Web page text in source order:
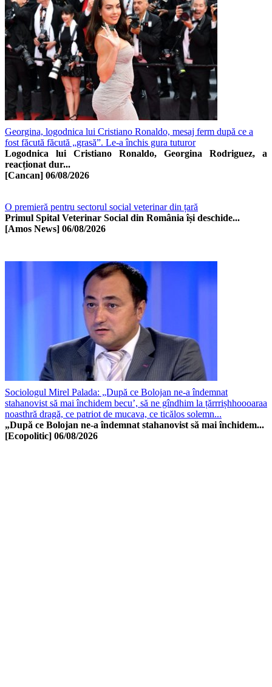
Georgina, logodnica lui Cristiano Ronaldo, mesaj ferm după ce a
fost făcută făcută „grasă”. Le-a închis gura tuturor
Logodnica lui Cristiano Ronaldo, Georgina Rodriguez, a
reacționat dur...
[Cancan] 06/08/2026
O premieră pentru sectorul social veterinar din țară
Primul Spital Veterinar Social din România își deschide...
[Amos News] 06/08/2026
Sociologul Mirel Palada: „După ce Bolojan ne-a îndemnat
stahanovist să mai închidem becu’, să ne gîndhim la țărrrișhhoooaraa
noasthră dragă, ce patriot de mucava, ce ticălos solemn...
„După ce Bolojan ne-a îndemnat stahanovist să mai închidem...
[Ecopolitic] 06/08/2026